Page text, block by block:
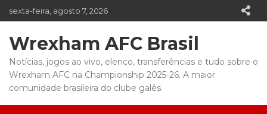
to
sexta-feira, agosto 7, 2026
Wrexham AFC Brasil
Notícias, jogos ao vivo, elenco, transferências e tudo sobre o
Wrexham AFC na Championship 2025-26. A maior
comunidade brasileira do clube galês.